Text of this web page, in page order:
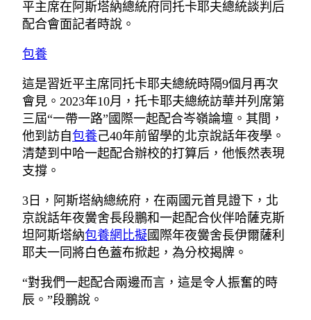
平主席在阿斯塔納總統府同托卡耶夫總統談判后
配合會面記者時說。
包養
這是習近平主席同托卡耶夫總統時隔9個月再次
會見。2023年10月，托卡耶夫總統訪華并列席第
三屆“一帶一路”國際一起配合岑嶺論壇。其間，
他到訪自 包養己40年前留學的北京說話年夜學。
清楚到中哈一起配合辦校的打算后，他悵然表現
支撐。
3日，阿斯塔納總統府，在兩國元首見證下，北
京說話年夜黌舍長段鵬和一起配合伙伴哈薩克斯
坦阿斯塔納包養網比擬 國際年夜黌舍長伊爾薩利
耶夫一同將白色蓋布掀起，為分校揭牌。
“對我們一起配合兩邊而言，這是令人振奮的時
辰。”段鵬說。